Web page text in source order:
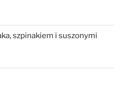
szpinakiem i suszonymi